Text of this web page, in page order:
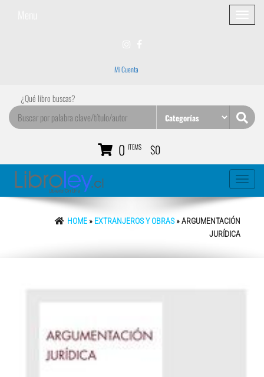
Mi Cuenta
¿Qué libro buscas?
0 ITEMS $0
Toggle
HOME» EXTRANJEROS Y OBRAS» ARGUMENTACIÓN
JURÍDICA